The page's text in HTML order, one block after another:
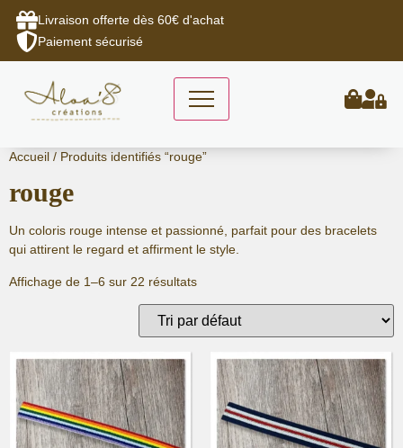
Livraison offerte dès 60€ d'achat
Paiement sécurisé
Aller
contenu
Accueil / Produits identifiés “rouge”
rouge
Un coloris rouge intense et passionné, parfait pour des bracelets
qui attirent le regard et affirment le style.
Affichage de 1–6 sur 22 résultats